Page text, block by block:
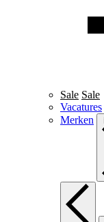
Sale Sale
Vacatures
Merken